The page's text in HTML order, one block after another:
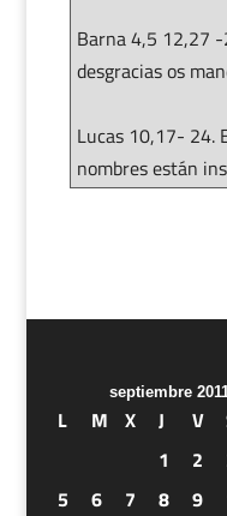
Barna 4,5 12,27 -
desgracias os
Lucas 10,17- 24.
nombres están
septiembre
L M X J V
1
2
5
6 7 8 9